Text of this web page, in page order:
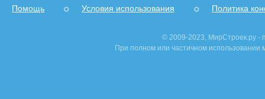
Помощь Условия использования Политика
© 2009-2023, МирСтроек.ру -
При полном или частичном использовании